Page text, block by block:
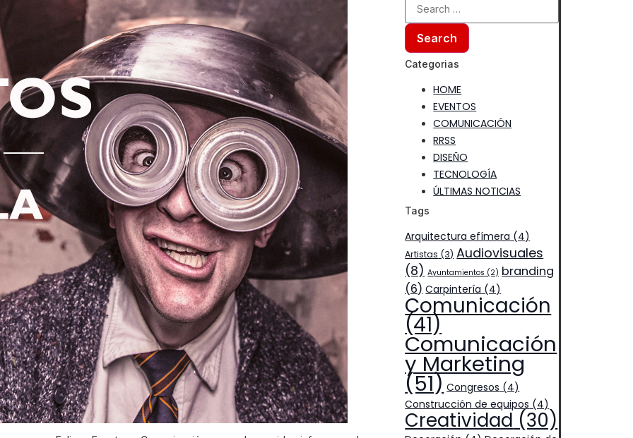
Categorias
HOME
EVENTOS
COMUNICACIÓN
RRSS
DISEÑO
TECNOLOGÍA
ÚLTIMAS NOTICIAS
Tags
Arquitectura efímera (4)
Artistas (3) Audiovisuales
(8) Ayuntamientos (2) branding
(6) Carpintería (4)
Comunicación
(41)
Comunicación
y Marketing
(51) Congresos (4)
Construcción de equipos (4)
Creatividad (30)